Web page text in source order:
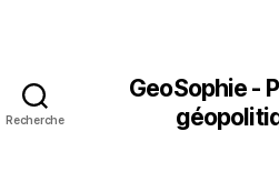
Recherche
GeoSophie -